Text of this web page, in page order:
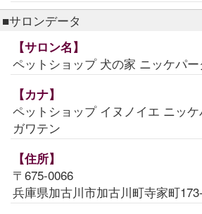
■サロンデータ
【サロン名】
ペットショップ 犬の家 ニッケパ
【カナ】
ペットショップ イヌノイエ ニッ
ガワテン
【住所】
〒675-0066
兵庫県加古川市加古川町寺家町